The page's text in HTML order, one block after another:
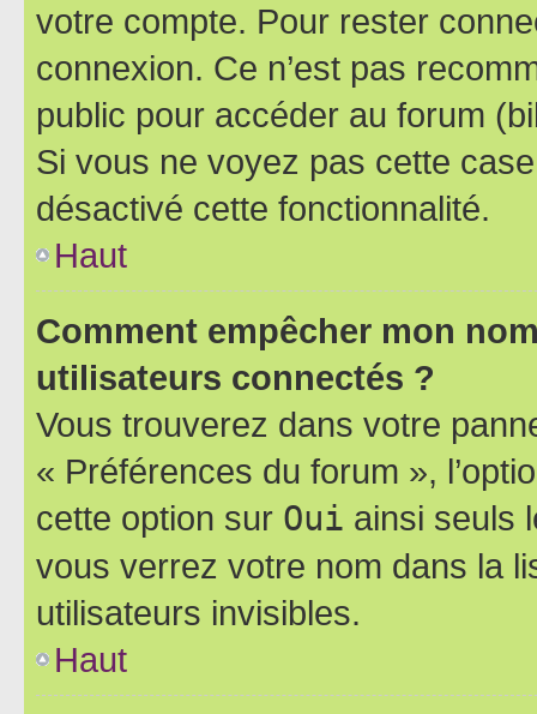
votre compte. Pour rester
connexion. Ce n’est pas
public pour accéder au forum
Si vous ne voyez pas cette
désactivé cette fonctionnalité.
Haut
Comment empêcher mon
utilisateurs connectés ?
Vous trouverez dans votre
« Préférences du forum »,
cette option sur Oui ainsi seuls
vous verrez votre nom dans la
utilisateurs invisibles.
Haut